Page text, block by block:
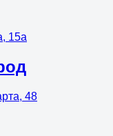
15а
48